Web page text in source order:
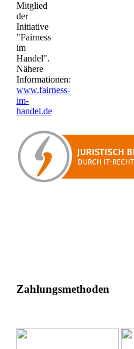
Mitglied
der
Initiative
"Fairness
im
Handel".
Nähere
Informationen:
www.fairness-
im-
handel.de
Zahlungsmethoden